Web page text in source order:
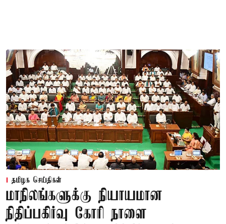
தமிழக செய்திகள்
மாநிலங்களுக்கு நியாயமான
நிதிப்பகிர்வு கோரி நாளை